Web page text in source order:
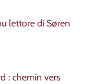
lettore di Søren
: chemin vers